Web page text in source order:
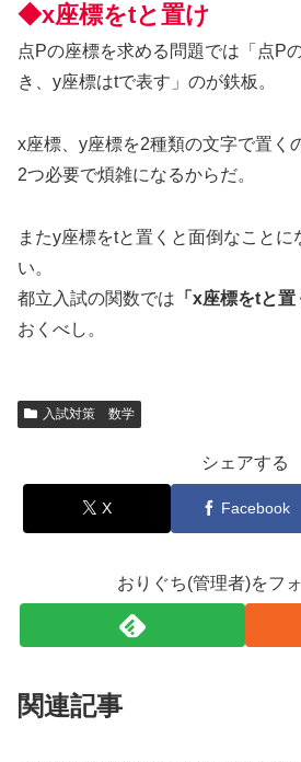
◆x座標をtと置け
点Pの座標を求める問題では「点P
き、y座標はtで表す」のが鉄板。
x座標、y座標を2種類の文字で置く
2つ必要で煩雑になるからだ。
またy座標をtと置くと面倒なこと
い。
都立入試の関数では 「x座標をtと置
おくべし。
入試対策 数学
シェアする
X Facebook
おりぐち(管理者)をフ
関連記事